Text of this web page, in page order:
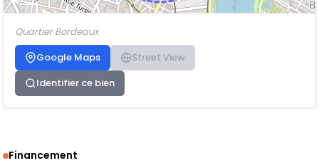
Quartier Bordeaux
Google Maps
Street View
Identifier ce bien
Financement